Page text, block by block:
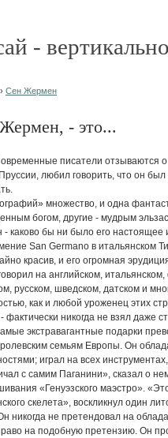
-
› Сен Жермен
- это...
писатели отзываются о
любил говорить, что он был
множество, и одна
богом, другие - мудрым
каково бы ни было его настоящее
San Germano в итальянском
красив, и его огромная
на английском,
русском, шведском, датском и
как и любой уроженец этих
- фактически никогда не взял даже
экстравагантные подарки
семьям Европы. Он
играл на всех
с самим Паганини», сказал о
«Генуэзского маэстро».
скелета», воскликнул один
никогда не претендовал на
на подобную претензию. Он